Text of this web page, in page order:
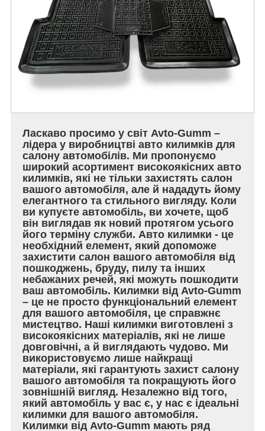
Ласкаво просимо у світ Avto-Gumm –
лідера у виробництві авто килимків для
салону автомобілів. Ми пропонуємо
широкий асортимент високоякісних авто
килимків, які не тільки захистять салон
вашого автомобіля, але й нададуть йому
елегантного та стильного вигляду. Коли
ви купуєте автомобіль, ви хочете, щоб
він виглядав як новий протягом усього
його терміну служби. Авто килимки - це
необхідний елемент, який допоможе
захистити салон вашого автомобіля від
пошкоджень, бруду, пилу та інших
небажаних речей, які можуть пошкодити
ваш автомобіль. Килимки від Avto-Gumm
– це не просто функціональний елемент
для вашого автомобіля, це справжнє
мистецтво. Наші килимки виготовлені з
високоякісних матеріалів, які не лише
довговічні, а й виглядають чудово. Ми
використовуємо лише найкращі
матеріали, які гарантують захист салону
вашого автомобіля та покращують його
зовнішній вигляд. Незалежно від того,
який автомобіль у вас є, у нас є ідеальні
килимки для вашого автомобіля.
Килимки від Avto-Gumm мають ряд